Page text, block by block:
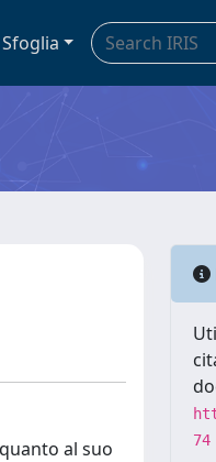
Sfoglia
al suo
74